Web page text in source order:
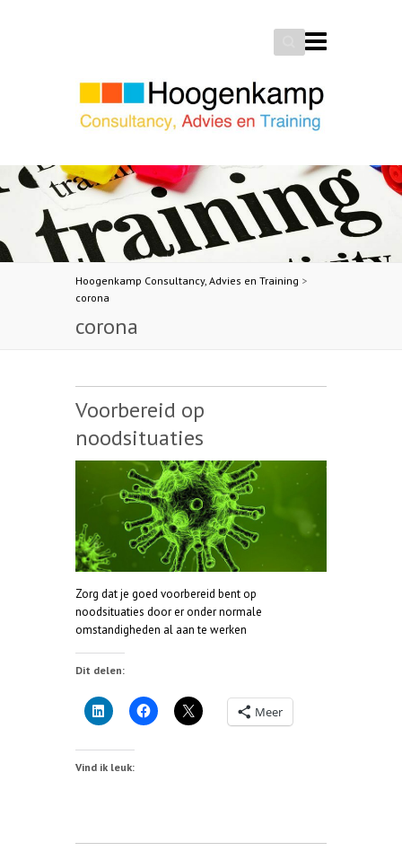
Search
Hoogenkamp Consultancy, Advies en Training >
corona
corona
Voorbereid op
noodsituaties
Zorg dat je goed voorbereid bent op
noodsituaties door er onder normale
omstandigheden al aan te werken
Dit delen:
Meer
Vind ik leuk: